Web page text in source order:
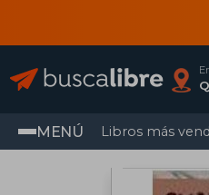
MENÚ Libros más